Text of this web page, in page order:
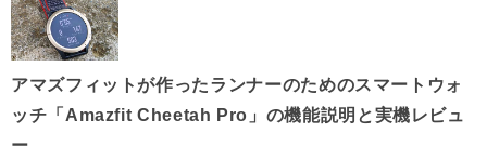
アマズフィットが作ったランナーのためのスマートウォ
ッチ「Amazfit Cheetah Pro」の機能説明と実機レビュ
ー